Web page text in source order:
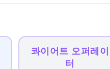
콰이어트 오퍼레이
터